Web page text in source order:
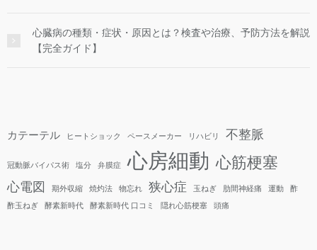
心臓病の種類・症状・原因とは？検査や治療、予防方法を解説
【完全ガイド】
カテーテル ヒートショック ペースメーカー リハビリ 不整脈
冠動脈バイパス術 塩分 弁膜症 心房細動 心筋梗塞
心電図 期外収縮 焼灼法 物忘れ 狭心症 玉ねぎ 肋間神経痛 運動
酢
酢玉ねぎ
酵素新時代 酵素新時代 口コミ 隠れ心筋梗塞 頭痛